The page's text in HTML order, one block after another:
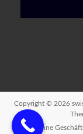
Copyright © 2026
Allgemeine